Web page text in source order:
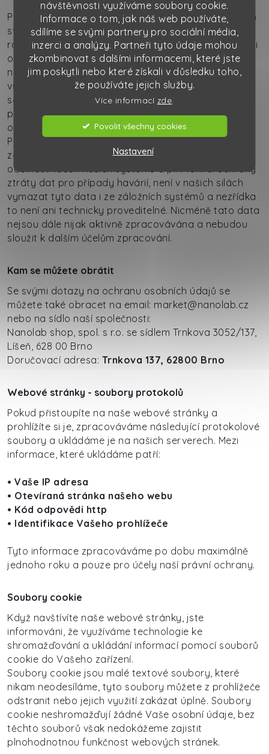
návštěvnosti využíváme soubory cookie.
Informace o tom, jak náš web používáte,
sdílíme se svými partnery pro sociální média,
inzerci a analýzy. Partneři tyto údaje mohou
zkombinovat s dalšími informacemi, které jste
jim poskytli nebo které získali v důsledku toho,
že používáte jejich služby.
Více informací zde
Povolit všechny cookies
Nastavení
Pokud jste nám někdy udělili souhlas se zpracováním
svých osobních údajů (například emailová adresa v
rámci zasílaného newsletteru), máte právo jej kdykoli
odvolat a my údaje, které zpracováváme výhradně
na základě Vašeho souhlasu, máme povinnost
vymazat. Právo na výmaz
se nevztahuje na zpracovávané údaje v rámci
povinnosti plnění smlouvy, zákonných důvodů či
oprávněných zájmů.
Pokud jsou některá Vaše data uchovávána v
záložních systémech, které automatizovaně zajišťují
odolnost všech našich systémů a plní funkci ochrany
ztráty dat pro případy havárií, není v našich silách
vymazat tyto data i ze záložních systémů a nezřídka
to není ani technicky proveditelné. Nicméně tato data
nejsou dále nijak aktivně zpracovávána a nebudou
sloužit k dalším účelům zpracování.
Kam se můžete obrátit
Se svými dotazy na ochranu osobních údajů se
můžete také obracet na email: market@nanolab.cz
nebo na sídlo naší společnosti:
Nanolab shop, spol. s r.o. se sídlem Trnkova 3052/137,
Líšeň, 628 00 Brno
Doručovací adresa: Trnkova 137, 62800 Brno
Webové stránky - soubory protokolů
Pokud přistoupíte na naše webové stránky a
prohlížíte si je, zpracováváme následující protokolové
soubory a ukládáme je na našich serverech. Mezi
informace, které ukládáme patří:
• Vaše IP adresa
• Otevíraná stránka našeho webu
• Kód odpovědi http
• Identifikace Vašeho prohlížeče
Tyto informace zpracováváme po dobu maximálně
jednoho roku a pouze pro účely naší právní ochrany.
Soubory cookie
Když navštívíte naše webové stránky, jste
informováni, že využíváme technologie ke
shromažďování a ukládání informací pomocí souborů
cookie do Vašeho zařízení.
Soubory cookie jsou malé textové soubory, které
nikam neodesíláme, tyto soubory můžete z prohlížeče
odstranit nebo jejich využití zakázat úplně. Soubory
cookie neshromažďují žádné Vaše osobní údaje, bez
těchto souborů však nedokážeme zajistit
plnohodnotnou funkčnost webových stránek.